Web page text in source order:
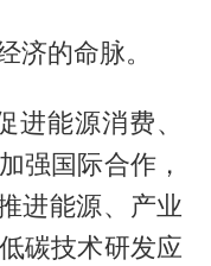
济的命脉。
进能源消费、
强国际合作，
进能源、产业
碳技术研发应